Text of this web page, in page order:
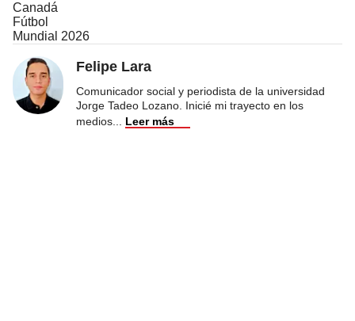
Canadá
Fútbol
Mundial 2026
Felipe Lara
Comunicador social y periodista de la universidad
Jorge Tadeo Lozano. Inicié mi trayecto en los
medios
Leer más